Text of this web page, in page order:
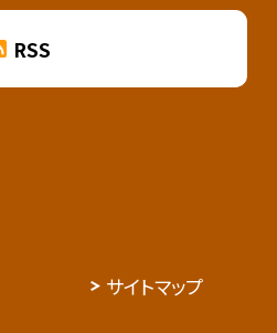
RSS
サイトマップ